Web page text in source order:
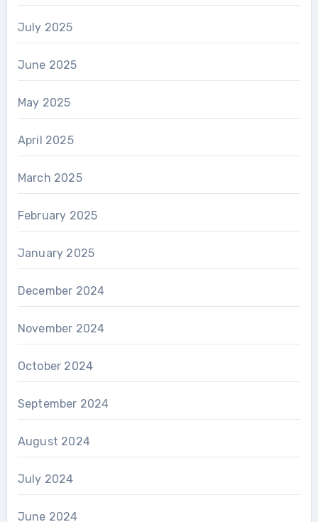
July 2025
June 2025
May 2025
April 2025
March 2025
February 2025
January 2025
December 2024
November 2024
October 2024
September 2024
August 2024
July 2024
June 2024